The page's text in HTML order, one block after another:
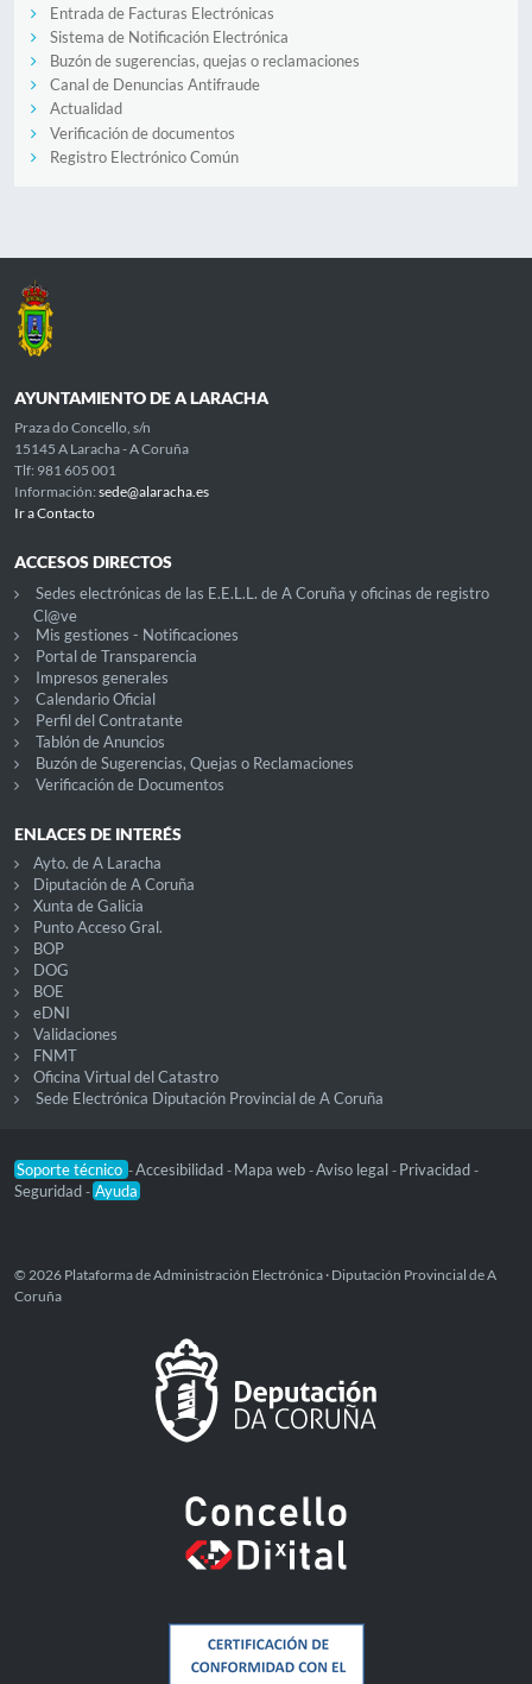
Entrada de Facturas Electrónicas
Sistema de Notificación Electrónica
Buzón de sugerencias, quejas o reclamaciones
Canal de Denuncias Antifraude
Actualidad
Verificación de documentos
Registro Electrónico Común
AYUNTAMIENTO DE A LARACHA
Praza do Concello, s/n
15145 A Laracha - A Coruña
Tlf: 981 605 001
Información: sede@alaracha.es
Ir a Contacto
ACCESOS DIRECTOS
Sedes electrónicas de las E.E.L.L. de A Coruña y oficinas de registro
Cl@ve
Mis gestiones - Notificaciones
Portal de Transparencia
Impresos generales
Calendario Oficial
Perfil del Contratante
Tablón de Anuncios
Buzón de Sugerencias, Quejas o Reclamaciones
Verificación de Documentos
ENLACES DE INTERÉS
Ayto. de A Laracha
Diputación de A Coruña
Xunta de Galicia
Punto Acceso Gral.
BOP
DOG
BOE
eDNI
Validaciones
FNMT
Oficina Virtual del Catastro
Sede Electrónica Diputación Provincial de A Coruña
Soporte técnico -Accesibilidad - Mapa web -Aviso legal - Privacidad -
Seguridad - Ayuda
© 2026 Plataforma de Administración Electrónica · Diputación Provincial de A
Coruña